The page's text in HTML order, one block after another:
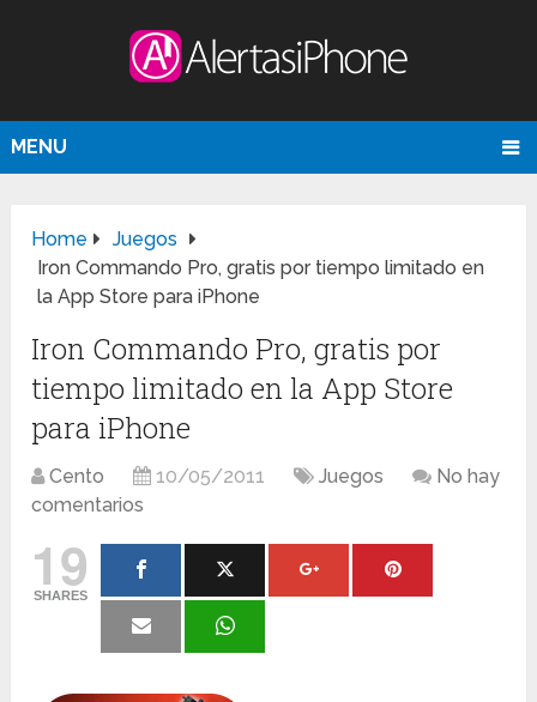
MENU
Home
Juegos
Iron Commando Pro, gratis por tiempo limitado en
la App Store para iPhone
Iron Commando Pro, gratis por
tiempo limitado en la App Store
para iPhone
Cento 10/05/2011 Juegos
No hay
comentarios
19
SHARES